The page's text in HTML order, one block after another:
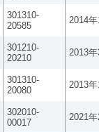
301310-
20585
2014
301210-
20210
2013
301310-
20080
2013
302010-
00017
2021